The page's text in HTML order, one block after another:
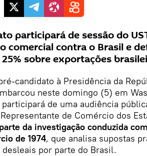
participará de sessão do
comercial contra o Brasil e
sobre exportações
candidato à Presidência da
neste domingo (5) em
de uma audiência
de Comércio dos
da investigação conduzida
de 1974, que analisa supostas
desleais por parte do Brasil.